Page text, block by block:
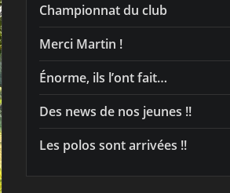
Championnat du club
Merci Martin !
Énorme, ils l’ont fait…
Des news de nos jeunes !!
Les polos sont arrivées !!